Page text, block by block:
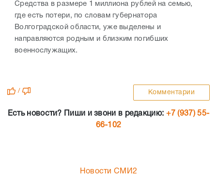
Средства в размере 1 миллиона рублей на семью,
где есть потери, по словам губернатора
Волгоградской области, уже выделены и
направляются родным и близким погибших
военнослужащих.
/ Комментарии
Есть новости? Пиши и звони в редакцию: +7 (937) 55-
66-102
Новости СМИ2